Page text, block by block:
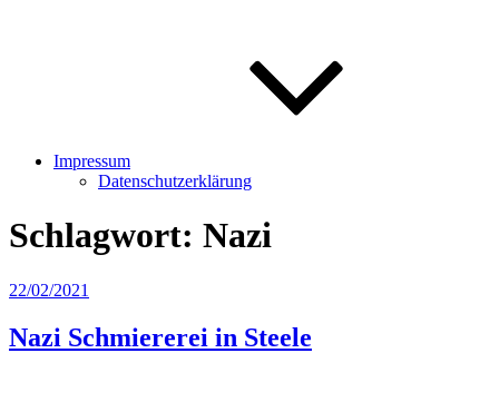
Impressum
Datenschutzerklärung
Schlagwort: Nazi
Veröffentlicht
22/02/2021
Nazi Schmiererei in Steele